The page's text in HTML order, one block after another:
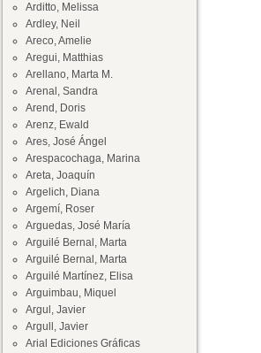
Arditto, Melissa
Ardley, Neil
Areco, Amelie
Aregui, Matthias
Arellano, Marta M.
Arenal, Sandra
Arend, Doris
Arenz, Ewald
Ares, José Ángel
Arespacochaga, Marina
Areta, Joaquín
Argelich, Diana
Argemí, Roser
Arguedas, José María
Arguilé Bernal, Marta
Arguilé Bernal, Marta
Arguilé Martínez, Elisa
Arguimbau, Miquel
Argul, Javier
Argull, Javier
Arial Ediciones Gráficas